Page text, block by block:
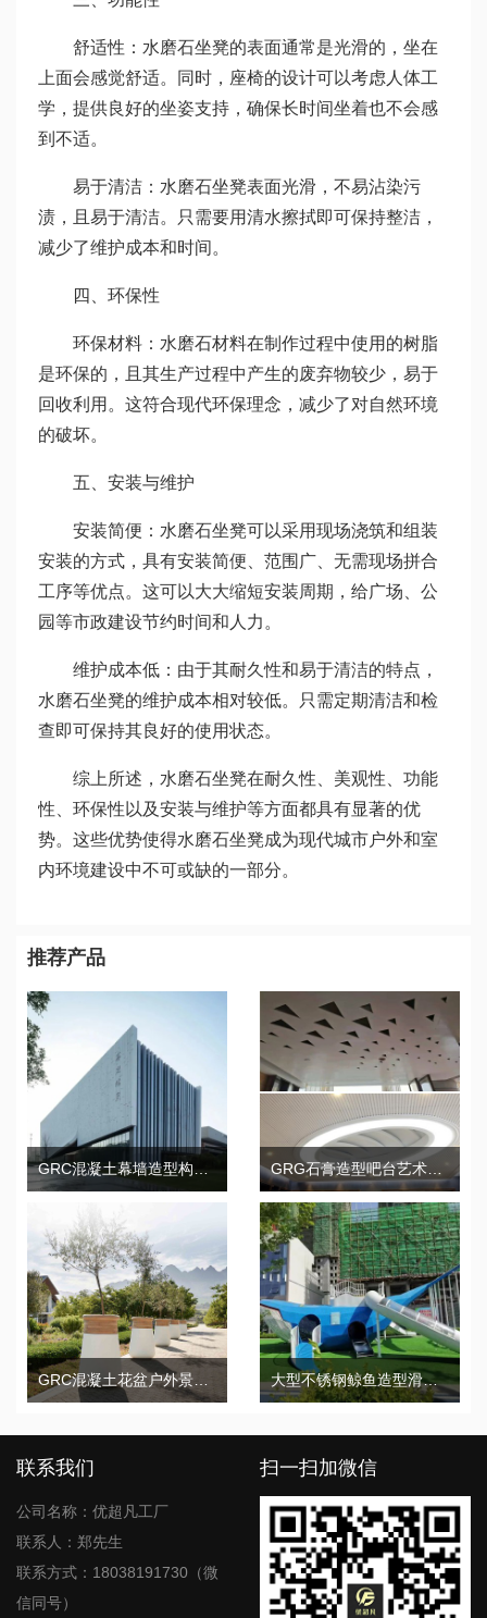
舒适性：水磨石坐凳的表面通常是光滑的，坐在
上面会感觉舒适。同时，座椅的设计可以考虑人体工
学，提供良好的坐姿支持，确保长时间坐着也不会感
到不适。
易于清洁：水磨石坐凳表面光滑，不易沾染污
渍，且易于清洁。只需要用清水擦拭即可保持整洁，
减少了维护成本和时间。
四、环保性
环保材料：水磨石材料在制作过程中使用的树脂
是环保的，且其生产过程中产生的废弃物较少，易于
回收利用。这符合现代环保理念，减少了对自然环境
的破坏。
五、安装与维护
安装简便：水磨石坐凳可以采用现场浇筑和组装
安装的方式，具有安装简便、范围广、无需现场拼合
工序等优点。这可以大大缩短安装周期，给广场、公
园等市政建设节约时间和人力。
维护成本低：由于其耐久性和易于清洁的特点，
水磨石坐凳的维护成本相对较低。只需定期清洁和检
查即可保持其良好的使用状态。
综上所述，水磨石坐凳在耐久性、美观性、功能
性、环保性以及安装与维护等方面都具有显著的优
势。这些优势使得水磨石坐凳成为现代城市户外和室
内环境建设中不可或缺的一部分。
推荐产品
大型不锈钢鲸鱼造型滑梯异形艺术景观滑梯
联系我们
公司名称：优超凡工厂
联系人：郑先生
联系方式：18038191730（微
信同号）
扫一扫加微信